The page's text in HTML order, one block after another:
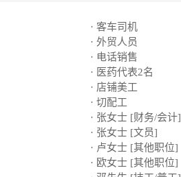
· 客车司机
· 外贸人员
· 电话销售
· 医药代表2名
· 店铺美工
· 切配工
· 张女士 [财务/会计]
· 张女士 [文员]
· 卢女士 [其他职位]
· 欧女士 [其他职位]